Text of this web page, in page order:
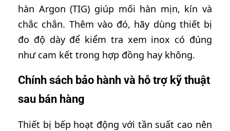
hàn Argon (TIG) giúp mối hàn mịn, kín và
chắc chắn. Thêm vào đó, hãy dùng thiết bị
đo độ dày để kiểm tra xem inox có đúng
như cam kết trong hợp đồng hay không.
Chính sách bảo hành và hỗ trợ kỹ thuật
sau bán hàng
Thiết bị bếp hoạt động với tần suất cao nên